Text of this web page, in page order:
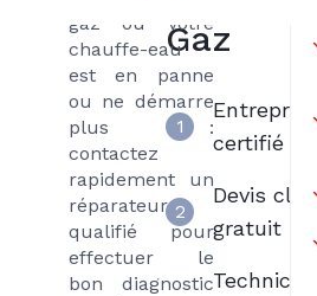
gaz ou votre
chauffe-eau
est en panne
ou ne démarre
plus :
contactez
rapidement un
réparateur
qualifié pour
effectuer le
bon diagnostic
Gaz
1
Entreprise
certifié
2
Devis clair
gratuit